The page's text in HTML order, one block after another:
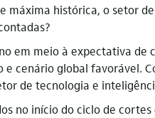
máxima histórica, o setor
em meio à expectativa de
cenário global favorável.
de tecnologia e
no início do ciclo de